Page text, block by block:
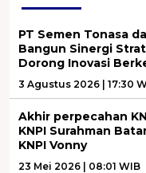
PT Semen Tonasa
Bangun Sinergi
Dorong Inovasi
3 Agustus 2026 | 17:30
Akhir perpecahan
KNPI Surahman
KNPI Vonny
23 Mei 2026 | 08:01 WIB